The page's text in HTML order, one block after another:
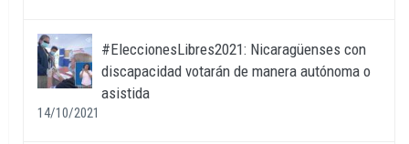
#EleccionesLibres2021: Nicaragüenses con
discapacidad votarán de manera autónoma o
asistida
14/10/2021